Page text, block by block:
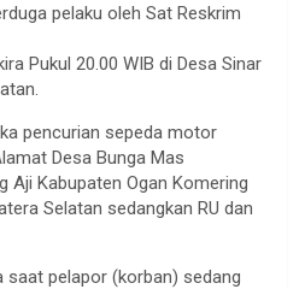
pelaku oleh Sat Reskrim
Pukul 20.00 WIB di Desa Sinar
pencurian sepeda motor
Desa Bunga Mas
Aji Kabupaten Ogan Komering
Selatan sedangkan RU dan
saat pelapor (korban) sedang